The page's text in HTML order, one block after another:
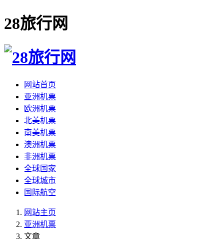
28旅行网
网站首页
亚洲机票
欧洲机票
北美机票
南美机票
澳洲机票
非洲机票
全球国家
全球城市
国际航空
网站主页
亚洲机票
文章